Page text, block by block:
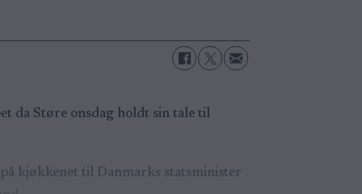
da Støre onsdag holdt sin tale til
kjøkkenet til Danmarks statsminister